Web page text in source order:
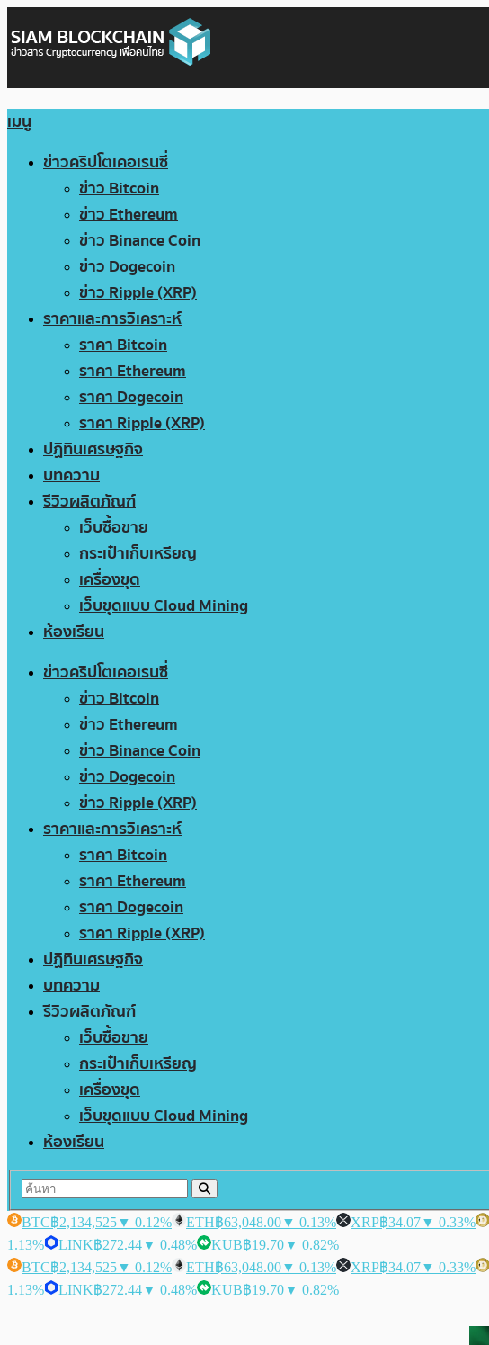
เมนู
ข่าวคริปโตเคอเรนซี่
ข่าว Bitcoin
ข่าว Ethereum
ข่าว Binance Coin
ข่าว Dogecoin
ข่าว Ripple (XRP)
ราคาและการวิเคราะห์
ราคา Bitcoin
ราคา Ethereum
ราคา Dogecoin
ราคา Ripple (XRP)
ปฏิทินเศรษฐกิจ
บทความ
รีวิวผลิตภัณฑ์
เว็บซื้อขาย
กระเป๋าเก็บเหรียญ
เครื่องขุด
เว็บขุดแบบ Cloud Mining
ห้องเรียน
ข่าวคริปโตเคอเรนซี่
ข่าว Bitcoin
ข่าว Ethereum
ข่าว Binance Coin
ข่าว Dogecoin
ข่าว Ripple (XRP)
ราคาและการวิเคราะห์
ราคา Bitcoin
ราคา Ethereum
ราคา Dogecoin
ราคา Ripple (XRP)
ปฏิทินเศรษฐกิจ
บทความ
รีวิวผลิตภัณฑ์
เว็บซื้อขาย
กระเป๋าเก็บเหรียญ
เครื่องขุด
เว็บขุดแบบ Cloud Mining
ห้องเรียน
BTC฿2,134,525▼ 0.12% ETH฿63,048.00▼ 0.13% XRP฿34.07▼ 0.33%
1.13%
LINK฿272.44▼ 0.48% KUB฿19.70▼ 0.82%
BTC฿2,134,525▼ 0.12% ETH฿63,048.00▼ 0.13% XRP฿34.07▼ 0.33%
1.13%
LINK฿272.44▼ 0.48% KUB฿19.70▼ 0.82%